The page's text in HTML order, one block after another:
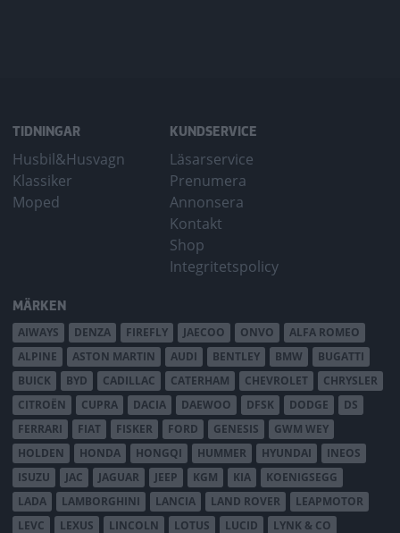
TIDNINGAR
Husbil&Husvagn
Klassiker
Moped
KUNDSERVICE
Läsarservice
Prenumera
Annonsera
Kontakt
Shop
Integritetspolicy
MÄRKEN
AIWAYS DENZA FIREFLY JAECOO ONVO
ALFA ROMEO
ALPINE
ASTON MARTIN AUDI BENTLEY BMW
BUGATTI
BUICK
BYD CADILLAC CATERHAM CHEVROLET
CHRYSLER
CITROËN
CUPRA DACIA DAEWOO DFSK DODGE
DS
FERRARI
FIAT FISKER FORD GENESIS
GWM WEY
HOLDEN
HONDA HONGQI HUMMER HYUNDAI
INEOS
ISUZU
JAC JAGUAR JEEP KGM KIA
KOENIGSEGG
LADA
LAMBORGHINI LANCIA LAND ROVER
LEAPMOTOR
LEVC
LEXUS LINCOLN LOTUS LUCID LYNK & CO